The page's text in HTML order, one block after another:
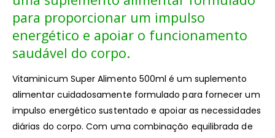
para proporcionar um impulso
energético e apoiar o funcionamento
saudável do corpo.
Vitaminicum Super Alimento 500ml é um suplemento
alimentar cuidadosamente formulado para fornecer um
impulso energético sustentado e apoiar as necessidades
diárias do corpo. Com uma combinação equilibrada de